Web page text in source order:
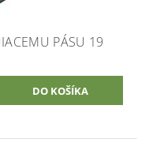
PÁSU 19